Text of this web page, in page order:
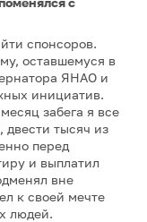
спонсоров.
оставшемуся в
ЯНАО и
инициатив.
забега я все
тысяч из
перед
и выплатил
вне
к своей мечте
людей.